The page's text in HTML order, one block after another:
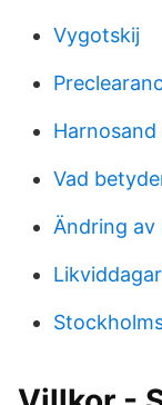
Vygotskij
Harnosand
Vad
Ändring